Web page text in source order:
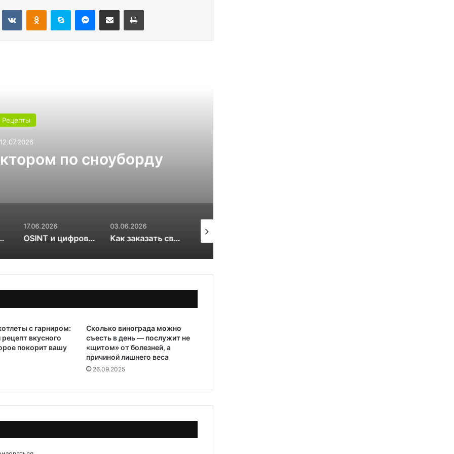
ВконтактеОдноклассники
Skype Messenger
Поделиться через электронную почту Печатать
Рецепты
12.07.2026
по сноуборду
теплицы: 4 или 6 мм
17.06.2026
OSINT и цифровой след RuDossier Telegram
03.06.2026
Как заказать свежие суши и роллы в Чайковском за 30 минут и почему это стоит попробовать попробовать
с гарниром:
рецепт вкусного
покорит вашу
Сколько винограда можно
съесть в день — послужит не
«щитом» от болезней, а
причиной лишнего веса
26.09.2025